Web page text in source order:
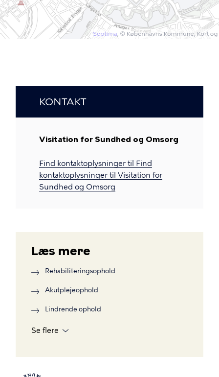
KONTAKT
Visitation for Sundhed og Omsorg
Find kontaktoplysninger til Find
kontaktoplysninger til Visitation for
Sundhed og Omsorg
Læs mere
Rehabiliteringsophold
Akutplejeophold
Lindrende ophold
Se flere